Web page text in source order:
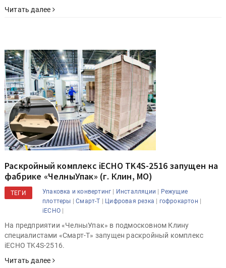
Читать далее
Раскройный комплекс iECHO TK4S-2516 запущен на
фабрике «ЧелныУпак» (г. Клин, МО)
ТЕГИ Упаковка и конвертинг | Инсталляции | Режущие
плоттеры |Смарт-Т | Цифровая резка | гофрокартон |
iECHO |
На предприятии «ЧелныУпак» в подмосковном Клину
специалистами «Смарт-Т» запущен раскройный комплекс
iECHO TK4S-2516.
Читать далее